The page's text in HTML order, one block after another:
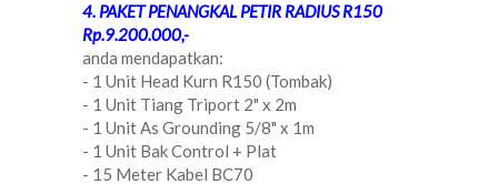
4. PAKET PENANGKAL PETIR RADIUS R150
Rp.9.200.000,-
anda mendapatkan:
- 1 Unit Head Kurn R150 (Tombak)
- 1 Unit Tiang Triport 2" x 2m
- 1 Unit As Grounding 5/8" x 1m
- 1 Unit Bak Control + Plat
- 15 Meter Kabel BC70